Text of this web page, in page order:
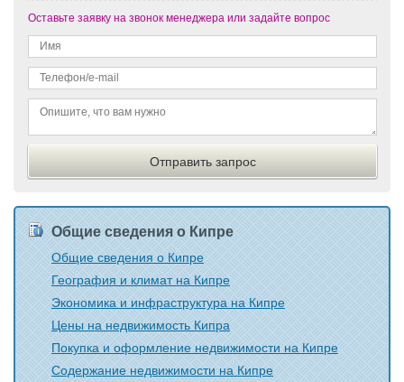
Оставьте заявку на звонок менеджера или задайте вопрос
Общие сведения о Кипре
Общие сведения о Кипре
География и климат на Кипре
Экономика и инфраструктура на Кипре
Цены на недвижимость Кипра
Покупка и оформление недвижимости на Кипре
Содержание недвижимости на Кипре